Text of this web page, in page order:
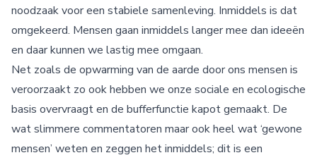
noodzaak voor een stabiele samenleving. Inmiddels is dat
omgekeerd. Mensen gaan inmiddels langer mee dan ideeën
en daar kunnen we lastig mee omgaan.
Net zoals de opwarming van de aarde door ons mensen is
veroorzaakt zo ook hebben we onze sociale en ecologische
basis overvraagt en de bufferfunctie kapot gemaakt. De
wat slimmere commentatoren maar ook heel wat ‘gewone
mensen’ weten en zeggen het inmiddels; dit is een